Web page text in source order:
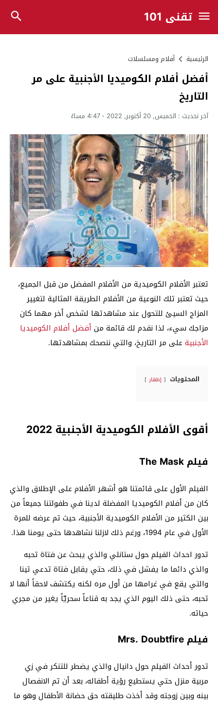
تقني 101
الرئيسية أفلام ومسلسلات
أفضل أفلام الكوميديا الأجنبية على مر
التاريخ
آخر تحديث : الخميس, 20 أكتوبر, 2022 - 4:47 مساءً
تعتبر الأفلام الكوميدية من الأفلام المفضل من قبل الجميع،
حيث تعتبر تلك النوعية من الأفلام الطريقة المثالية لتغيير
المزاج السيئ للتحول عند مشاهدتها لشخص أخر مهما كان
مزاجك سيء، لذا نقدم لك قائمة من أفضل أفلام الكوميديا
الأجنبية على مر التاريخ، والتي ننصحك بمشاهدتها.
المحتويات إظهار
أقوى الأفلام الكوميدية الأجنبية 2022
فيلم The Mask
الفيلم الأول على قائمتنا هو أشهر الأفلام على الإطلاق والذي
كان من أفلام الكوميديا المفضلة لدينا في طفولتنا جميعاً من
بين الكثير من الأفلام الكوميدية الأجنبية، حيث تم عرضه للمرة
الأول في عام 1994، ورغم ذلك لازلنا نشاهدها حتى يومنا هذا.
تدور احداث الفيلم حول ستانلي والذي يبحث عن فتاة تحبه
والذي دائما ما يفشل في ذلك، حتي يقابل فتاة تدعي تينا
والتي يقع في غرامها من أول مره لكنه يكتشف لاحقاً أنها لا
تحبه، حتى ذلك اليوم الذي يجد به قناعاً سحريّاً يغير من مجري
حياته.
فيلم Mrs. Doubtfire
تدور أحداث الفيلم حول دانيال والذي يضطر للتنكر في زي
مربية منزل حتي يستطيع رؤية أطفاله، بعد أن تم الانفصال
بينه وبين زوجته وقد أخذت طليقته حق حضانة الأطفال وهو ما